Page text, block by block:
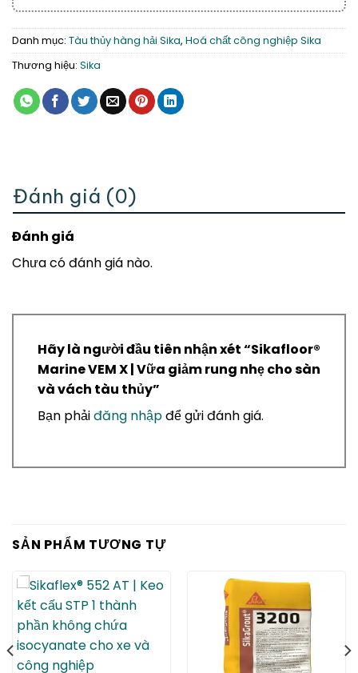
Danh mục: Tàu thủy hàng hải Sika, Hoá chất công nghiệp Sika
Thương hiệu: Sika
Đánh giá (0)
Đánh giá
Chưa có đánh giá nào.
Hãy là người đầu tiên nhận xét “ Sikafloor®
Marine VEM X | Vữa giảm rung nhẹ cho sàn
và vách tàu thủy”
Bạn phảiđăng nhậpđể gửi đánh giá.
SẢN PHẨM TƯƠNG TỰ